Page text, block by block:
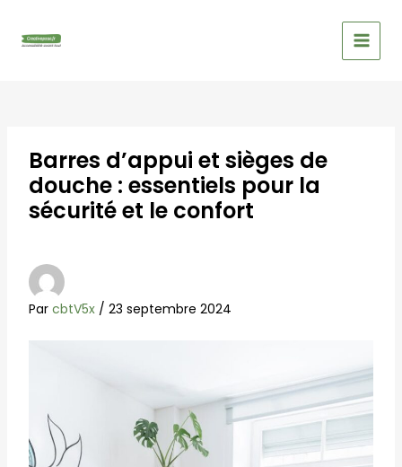
contenu
MAIN
Barres d’appui et sièges de
douche : essentiels pour la
sécurité et le confort
Par cbtV5x / 23 septembre 2024
des
articles